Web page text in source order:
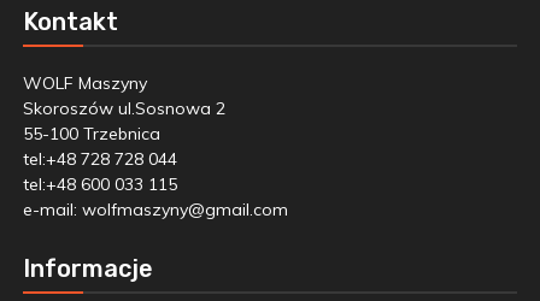
Kontakt
WOLF Maszyny
Skoroszów ul.Sosnowa 2
55-100 Trzebnica
tel:+48 728 728 044
tel:+48 600 033 115
e-mail: wolfmaszyny@gmail.com
Informacje